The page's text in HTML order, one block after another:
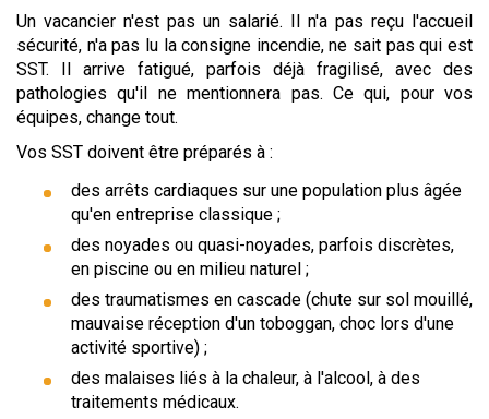
Un vacancier n'est pas un salarié. Il n'a pas reçu l'accueil
sécurité, n'a pas lu la consigne incendie, ne sait pas qui est
SST. Il arrive fatigué, parfois déjà fragilisé, avec des
pathologies qu'il ne mentionnera pas. Ce qui, pour vos
équipes, change tout.
Vos SST doivent être préparés à :
des arrêts cardiaques sur une population plus âgée
qu'en entreprise classique ;
des noyades ou quasi-noyades, parfois discrètes,
en piscine ou en milieu naturel ;
des traumatismes en cascade (chute sur sol mouillé,
mauvaise réception d'un toboggan, choc lors d'une
activité sportive) ;
des malaises liés à la chaleur, à l'alcool, à des
traitements médicaux.